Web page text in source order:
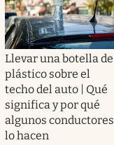
Llevar una botella de
plástico sobre el
techo del auto | Qué
significa y por qué
algunos conductores
lo hacen